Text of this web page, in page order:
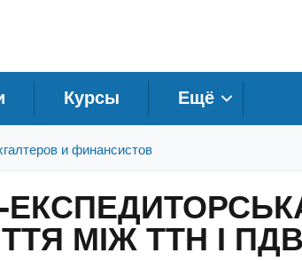
Курсы Ещё
и финансистов
МІЖ ТТН І ПДВ